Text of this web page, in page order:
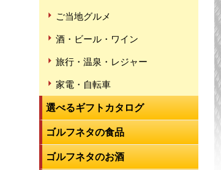
ご当地グルメ
酒・ビール・ワイン
旅行・温泉・レジャー
家電・自転車
選べるギフトカタログ
ゴルフネタの食品
ゴルフネタのお酒